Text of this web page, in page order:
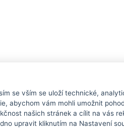
se vším se uloží technické,
abychom vám mohli umožnit
našich stránek a cílit na vás
upravit kliknutím na Nastavení